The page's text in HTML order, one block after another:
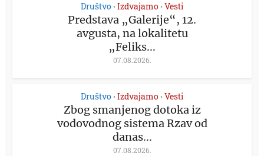
Društvo • Izdvajamo • Vesti
Predstava „Galerije“, 12.
avgusta, na lokalitetu
„Feliks...
07.08.2026.
Društvo • Izdvajamo • Vesti
Zbog smanjenog dotoka iz
vodovodnog sistema Rzav od
danas...
07.08.2026.